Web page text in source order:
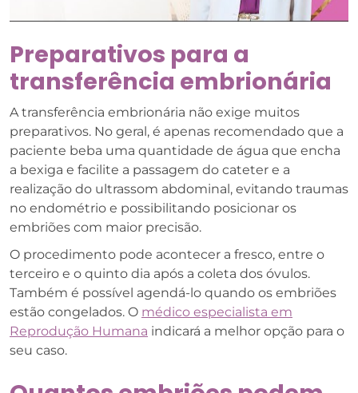
Preparativos para a
transferência embrionária
A transferência embrionária não exige muitos
preparativos. No geral, é apenas recomendado que a
paciente beba uma quantidade de água que encha
a bexiga e facilite a passagem do cateter e a
realização do ultrassom abdominal, evitando traumas
no endométrio e possibilitando posicionar os
embriões com maior precisão.
O procedimento pode acontecer a fresco, entre o
terceiro e o quinto dia após a coleta dos óvulos.
Também é possível agendá-lo quando os embriões
estão congelados. O médico especialista em
Reprodução Humana indicará a melhor opção para o
seu caso.